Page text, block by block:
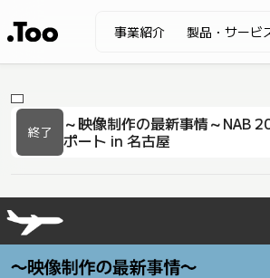
事業紹介 製品・サービ
終了 ～映像制作の最新事情～NAB
ポート in 名古屋